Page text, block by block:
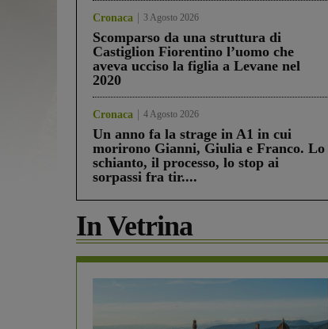
Cronaca 3 Agosto 2026
Scomparso da una struttura di
Castiglion Fiorentino l’uomo che
aveva ucciso la figlia a Levane nel
2020
Cronaca 4 Agosto 2026
Un anno fa la strage in A1 in cui
morirono Gianni, Giulia e Franco. Lo
schianto, il processo, lo stop ai
sorpassi fra tir....
In Vetrina